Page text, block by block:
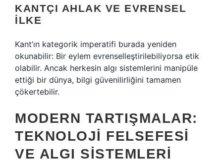
KANTÇI AHLAK VE EVRENSEL
İLKE
Kant’ın kategorik imperatifi burada yeniden
okunabilir: Bir eylem evrenselleştirilebiliyorsa etik
olabilir. Ancak herkesin algı sistemlerini manipüle
ettiği bir dünya, bilgi güvenilirliğini tamamen
çökertebilir.
MODERN TARTIŞMALAR:
TEKNOLOJI FELSEFESI
VE ALGI SISTEMLERI